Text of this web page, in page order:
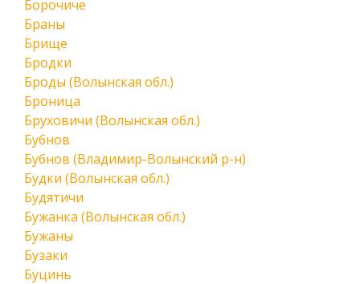
Борочиче
Браны
Брище
Бродки
Броды (Волынская обл.)
Броница
Бруховичи (Волынская обл.)
Бубнов
Бубнов (Владимир-Волынский р-н)
Будки (Волынская обл.)
Будятичи
Бужанка (Волынская обл.)
Бужаны
Бузаки
Буцинь